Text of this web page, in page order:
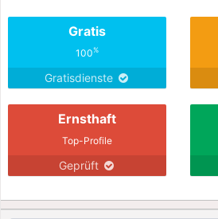
Gratis
100%
Gratisdienste
Ernsthaft
Top-Profile
Geprüft